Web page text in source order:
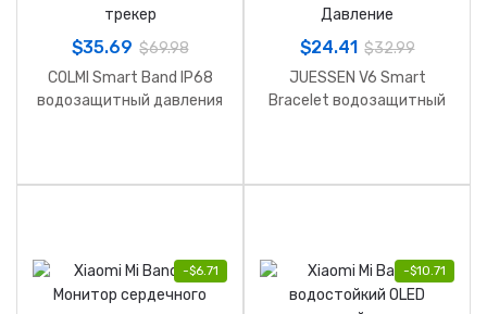
$35.69 $69.98
COLMI Smart Band IP68
водозащитный давления
$24.41 $32.99
JUESSEN V6 Smart
Bracelet водозащитный
-$6.71 -$10.71